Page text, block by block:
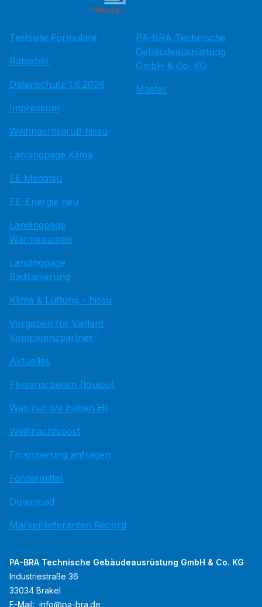
Testseite Formulare
Ratgeber
Datenschutz 1.6.2026
Impressum
Weihnachtsgruß hissu
Landingpage Klima
EE Medatsu
EE-Energie neu
Landingpage
Wärmepumpe
Landingpage
Badsanierung
Klima & Lüftung - hissu
Vorgaben für Vaillant
Kompetenzpartner
Aktuelles
Fliesenarbeiten (toujou)
Was nur wir haben HI
Weihnachtspost
Finanzierung anfragen
Fördermittel
Download
Markenlieferanten Record
PA-BRA Technische
Gebäudeausrüstung
GmbH & Co. KG
Master
PA-BRA Technische Gebäudeausrüstung GmbH & Co. KG
Industriestraße 36
33034 Brakel
E-Mail: info@pa-bra.de